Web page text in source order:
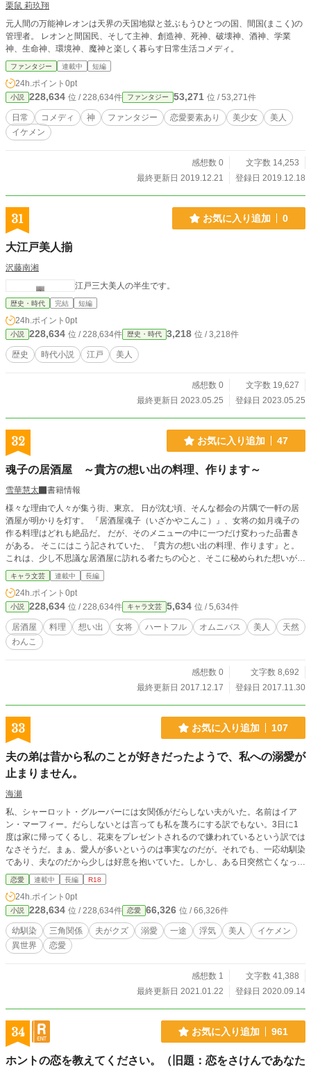
栗鼠 莉玖翔
元人間の万能神レオンは天界の天国地獄と並ぶもうひとつの国、間国(まこく)の
管理者。 レオンと間国民、そして主神、創造神、死神、破壊神、酒神、学業
神、生命神、環境神、魔神と楽しく暮らす日常生活コメディ。
ファンタジー 連載中 短編
24h.ポイント 0pt
小説 228,634 位 / 228,634件 ファンタジー 53,271 位 / 53,271件
日常 コメディ 神 ファンタジー 恋愛要素あり 美少女
美人
イケメン
感想数 0
文字数 14,253
最終更新日 2019.12.21
登録日 2019.12.18
31 お気に入り追加 0
大江戸美人揃
沢藤南湘
江戸三大美人の半生です。
歴史・時代 完結 短編
24h.ポイント 0pt
小説 228,634 位 / 228,634件 歴史・時代 3,218 位 / 3,218件
歴史 時代小説 江戸 美人
感想数 0
文字数 19,627
最終更新日 2023.05.25
登録日 2023.05.25
32 お気に入り追加 47
魂子の居酒屋 ～貴方の想い出の料理、作ります～
雪華慧太
書籍情報
様々な理由で人々が集う街、東京。 日が沈む頃、そんな都会の片隅で一軒の居
酒屋が明かりを灯す。 『居酒屋魂子（いざかやこんこ）』、女将の如月魂子の
作る料理はどれも絶品だ。 だが、そのメニューの中に一つだけ変わった品書き
がある。 そこにはこう記されていた、『貴方の想い出の料理、作ります』と。
これは、少し不思議な居酒屋に訪れる者たちの心と、そこに秘められた想いが織
りなす物語です。
キャラ文芸 連載中 長編
24h.ポイント 0pt
小説 228,634 位 / 228,634件 キャラ文芸 5,634 位 / 5,634件
居酒屋 料理 想い出 女将 ハートフル オムニバス 美人
天然
わんこ
感想数 0
文字数 8,692
最終更新日 2017.12.17
登録日 2017.11.30
33 お気に入り追加 107
夫の弟は昔から私のことが好きだったようで、私への溺愛が
止まりません。
海瀬
私、シャーロット・グルーバーには女関係がだらしない夫がいた。名前はイア
ン・マーフィー。だらしないとは言っても私を蔑ろにする訳でもない。3日に1
度は家に帰ってくるし、花束をプレゼントされるので嫌われているという訳では
なさそうだ。まぁ、愛人が多いというのは事実なのだが。それでも、一応幼馴染
であり、夫なのだから少しは好意を抱いていた。しかし、ある日突然亡くなって
しまった。愛人の家に通う日が続きとうとう流行り病にかかってしまったのだ。
その時彼の弟である、ノア・グルーバーが家にやって来て……？ ━━━━━━
━━━━━━━━━━━━━━━━ 溺愛ものです。作者の大好物です。ほぼR1
恋愛 連載中 長編 R18
24h.ポイント 0pt
小説 228,634 位 / 228,634件 恋愛 66,326 位 / 66,326件
幼馴染 三角関係 夫がクズ 溺愛 一途 浮気 美人
イケメン
異世界
恋愛
感想数 1
文字数 41,388
最終更新日 2021.01.22
登録日 2020.09.14
34 お気に入り追加 961
ホントの恋を教えてください。（旧題：恋をさけんであなた